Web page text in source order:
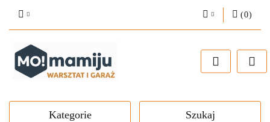
Zaloguj się
Zarejestruj się
(0)
Kategorie Szukaj